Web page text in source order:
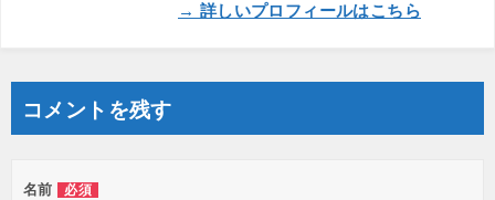
→ 詳しいプロフィールはこちら
コメントを残す
名前 必須